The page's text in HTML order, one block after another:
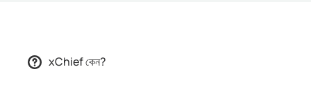
xChief কেন?